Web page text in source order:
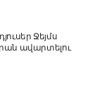
Ջեյմս
ավարտելու